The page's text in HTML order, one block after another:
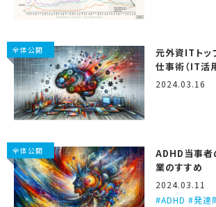
全体公開
元外資ITトッ
仕事術（IT活
2024.03.16
全体公開
ADHD当事者
業のすすめ
2024.03.11
ADHD #発達